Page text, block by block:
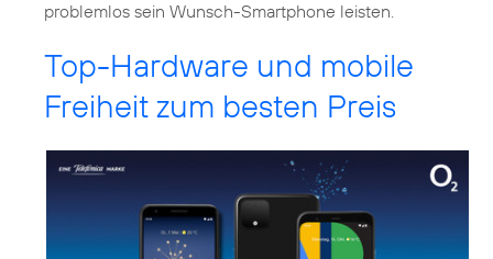
problemlos sein Wunsch-Smartphone leisten.
Top-Hardware und mobile
Freiheit zum besten Preis